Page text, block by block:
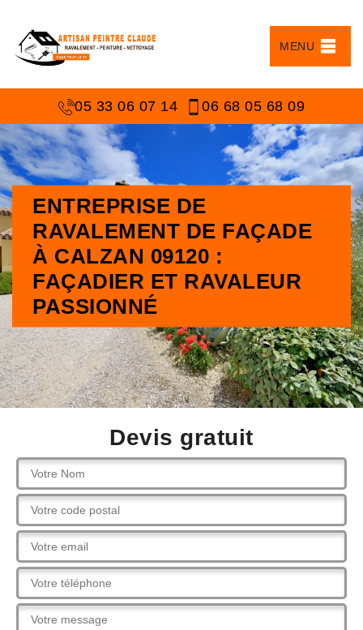
MENU
05 33 06 07 14 06 68 05 68 09
ENTREPRISE DE
RAVALEMENT DE FAÇADE
À CALZAN 09120 :
FAÇADIER ET RAVALEUR
PASSIONNÉ
Devis gratuit